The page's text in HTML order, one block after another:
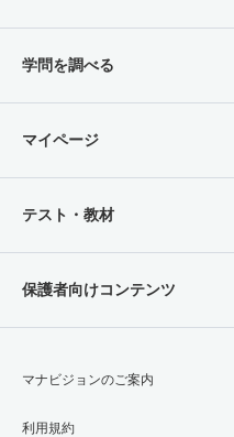
学問を調べる
マイページ
テスト・教材
保護者向けコンテンツ
マナビジョンのご案内
利用規約